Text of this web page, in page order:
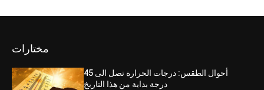
مختارات
أحوال الطقس: درجات الحرارة تصل الى 45
درجة بداية من هذا التاريخ